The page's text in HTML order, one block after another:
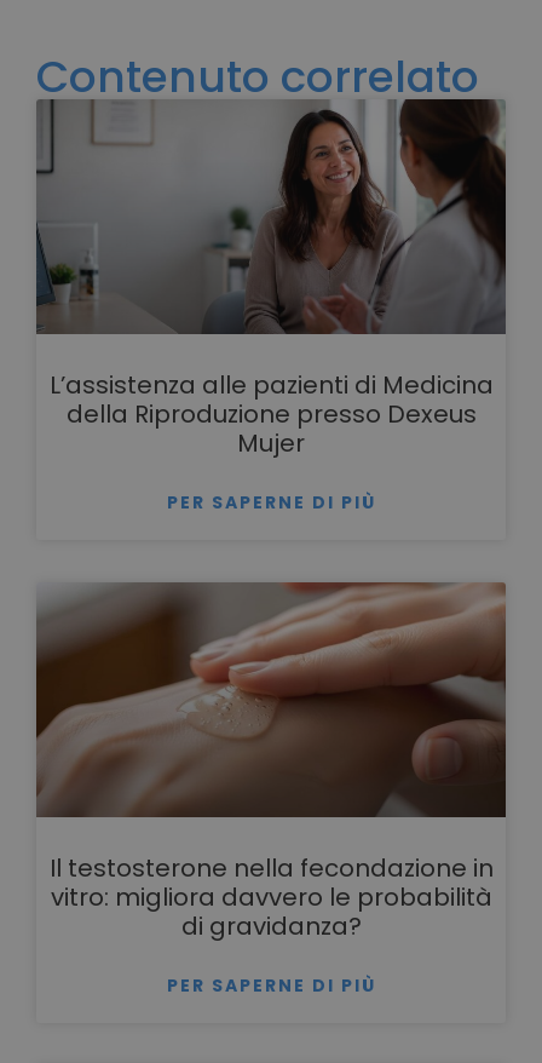
Contenuto correlato
L’assistenza alle pazienti di Medicina
della Riproduzione presso Dexeus
Mujer
PER SAPERNE DI PIÙ
Il testosterone nella fecondazione in
vitro: migliora davvero le probabilità
di gravidanza?
PER SAPERNE DI PIÙ